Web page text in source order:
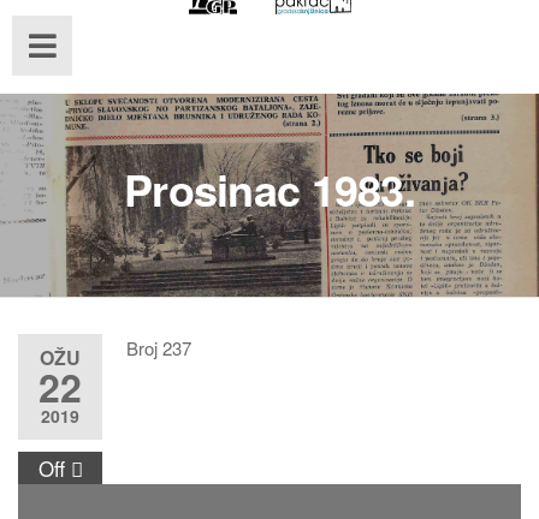
Prosinac 1983.
OŽU
22
2019
Off
Broj 237